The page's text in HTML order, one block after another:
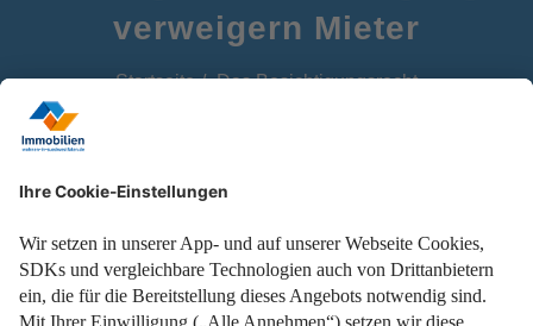
verweigern Mieter
Startseite Das Besichtigungsrecht
Welche Rechte Sie haben, welche Fristen gelten und wie
Sie Ihre Privatsphäre schützen.